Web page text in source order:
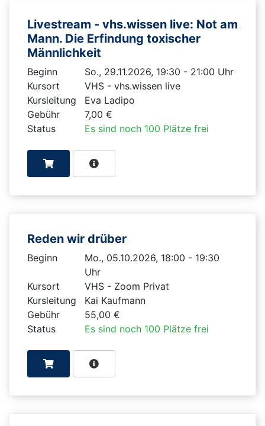
Livestream - vhs.wissen live: Not am
Mann. Die Erfindung toxischer
Männlichkeit
Beginn
So., 29.11.2026, 19:30 - 21:00 Uhr
Kursort
VHS - vhs.wissen live
Kursleitung
Eva Ladipo
Gebühr
7,00 €
Status
Es sind noch 100 Plätze frei
Reden wir drüber
Beginn
Mo., 05.10.2026, 18:00 - 19:30
Uhr
Kursort
VHS - Zoom Privat
Kursleitung
Kai Kaufmann
Gebühr
55,00 €
Status
Es sind noch 100 Plätze frei